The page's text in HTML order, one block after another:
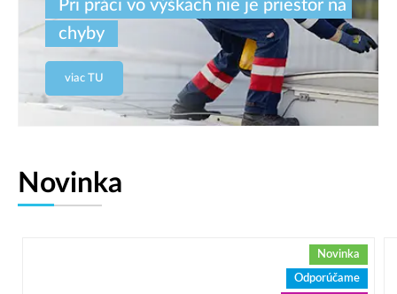
Pri práci vo výškach nie je priestor na
chyby
viac TU
Novinka
Novinka
Odporúčame